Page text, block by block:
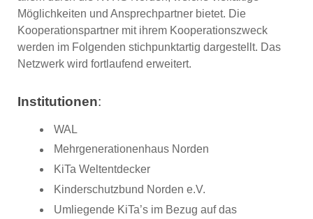
Möglichkeiten und Ansprechpartner bietet. Die
Kooperationspartner mit ihrem Kooperationszweck
werden im Folgenden stichpunktartig dargestellt. Das
Netzwerk wird fortlaufend erweitert.
Institutionen:
WAL
Mehrgenerationenhaus Norden
KiTa Weltentdecker
Kinderschutzbund Norden e.V.
Umliegende KiTa’s im Bezug auf das